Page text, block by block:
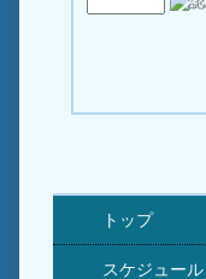
トップ
スケジュール